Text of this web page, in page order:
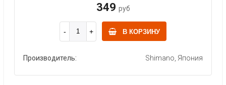
349 руб
В КОРЗИНУ
Производитель: Shimano, Япония